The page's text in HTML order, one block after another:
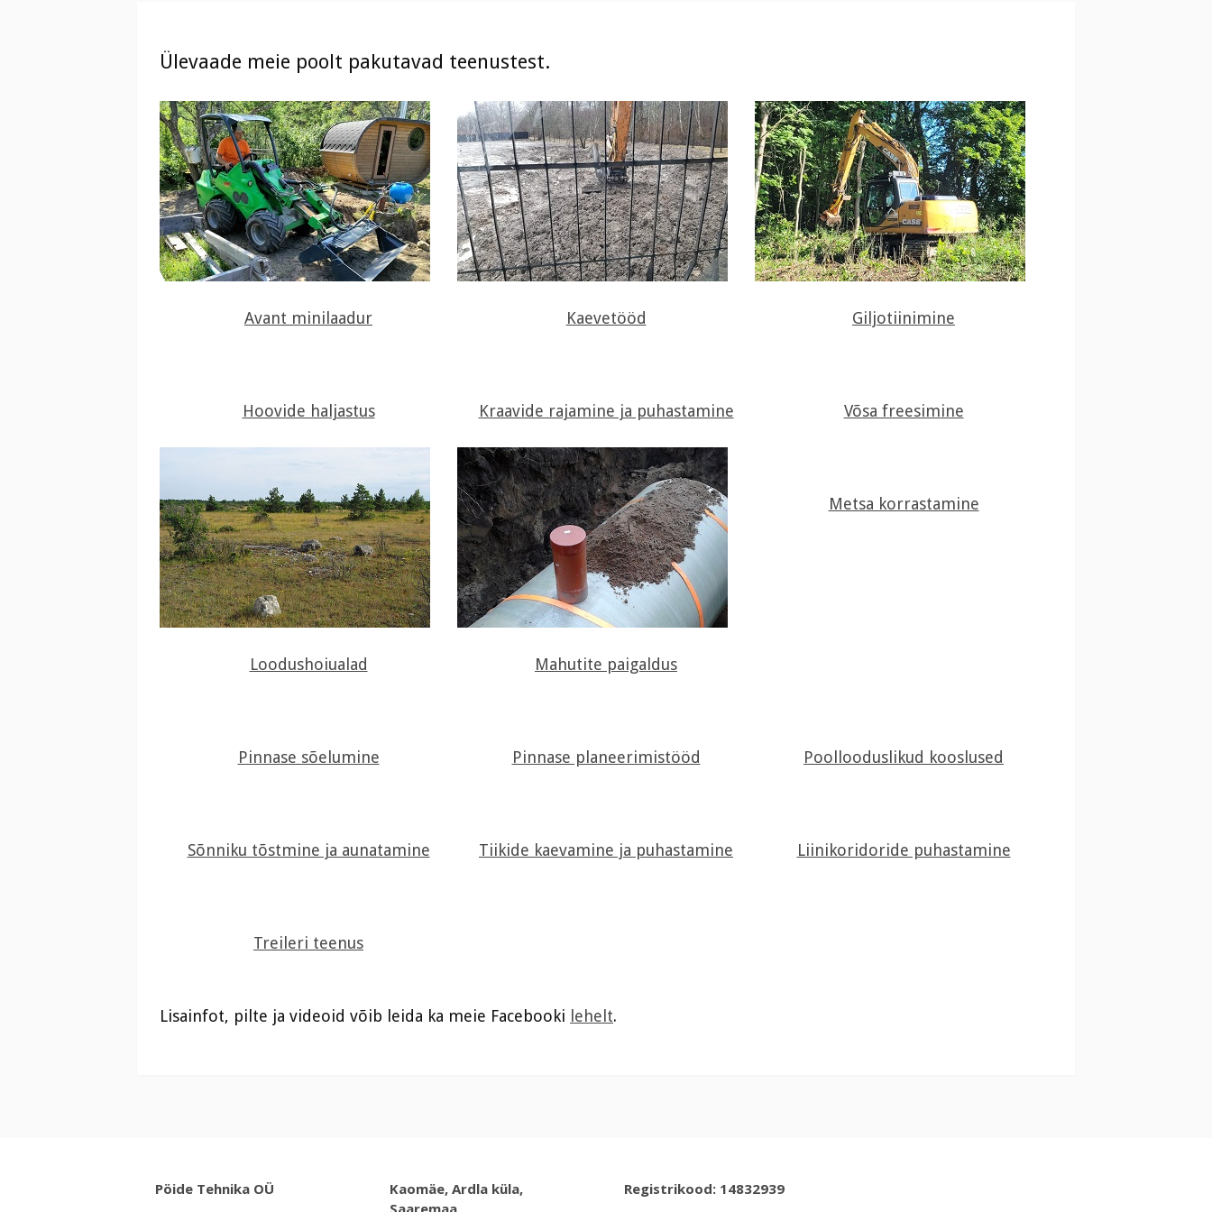
Ülevaade meie poolt pakutavad teenustest.
Avant minilaadur Kaevetööd Giljotiinimine
Hoovide haljastus Kraavide rajamine ja puhastamine Võsa freesimine
Loodushoiualad Mahutite paigaldus
Metsa korrastamine
Pinnase sõelumine Pinnase planeerimistööd Poollooduslikud kooslused
Sõnniku tõstmine ja aunatamine Tiikide kaevamine ja puhastamine Liinikoridoride puhastamine
Treileri teenus
Lisainfot, pilte ja videoid võib leida ka meie Facebooki lehelt.
Pöide Tehnika OÜ
Kaomäe, Ardla küla,
Registrikood: 14832939